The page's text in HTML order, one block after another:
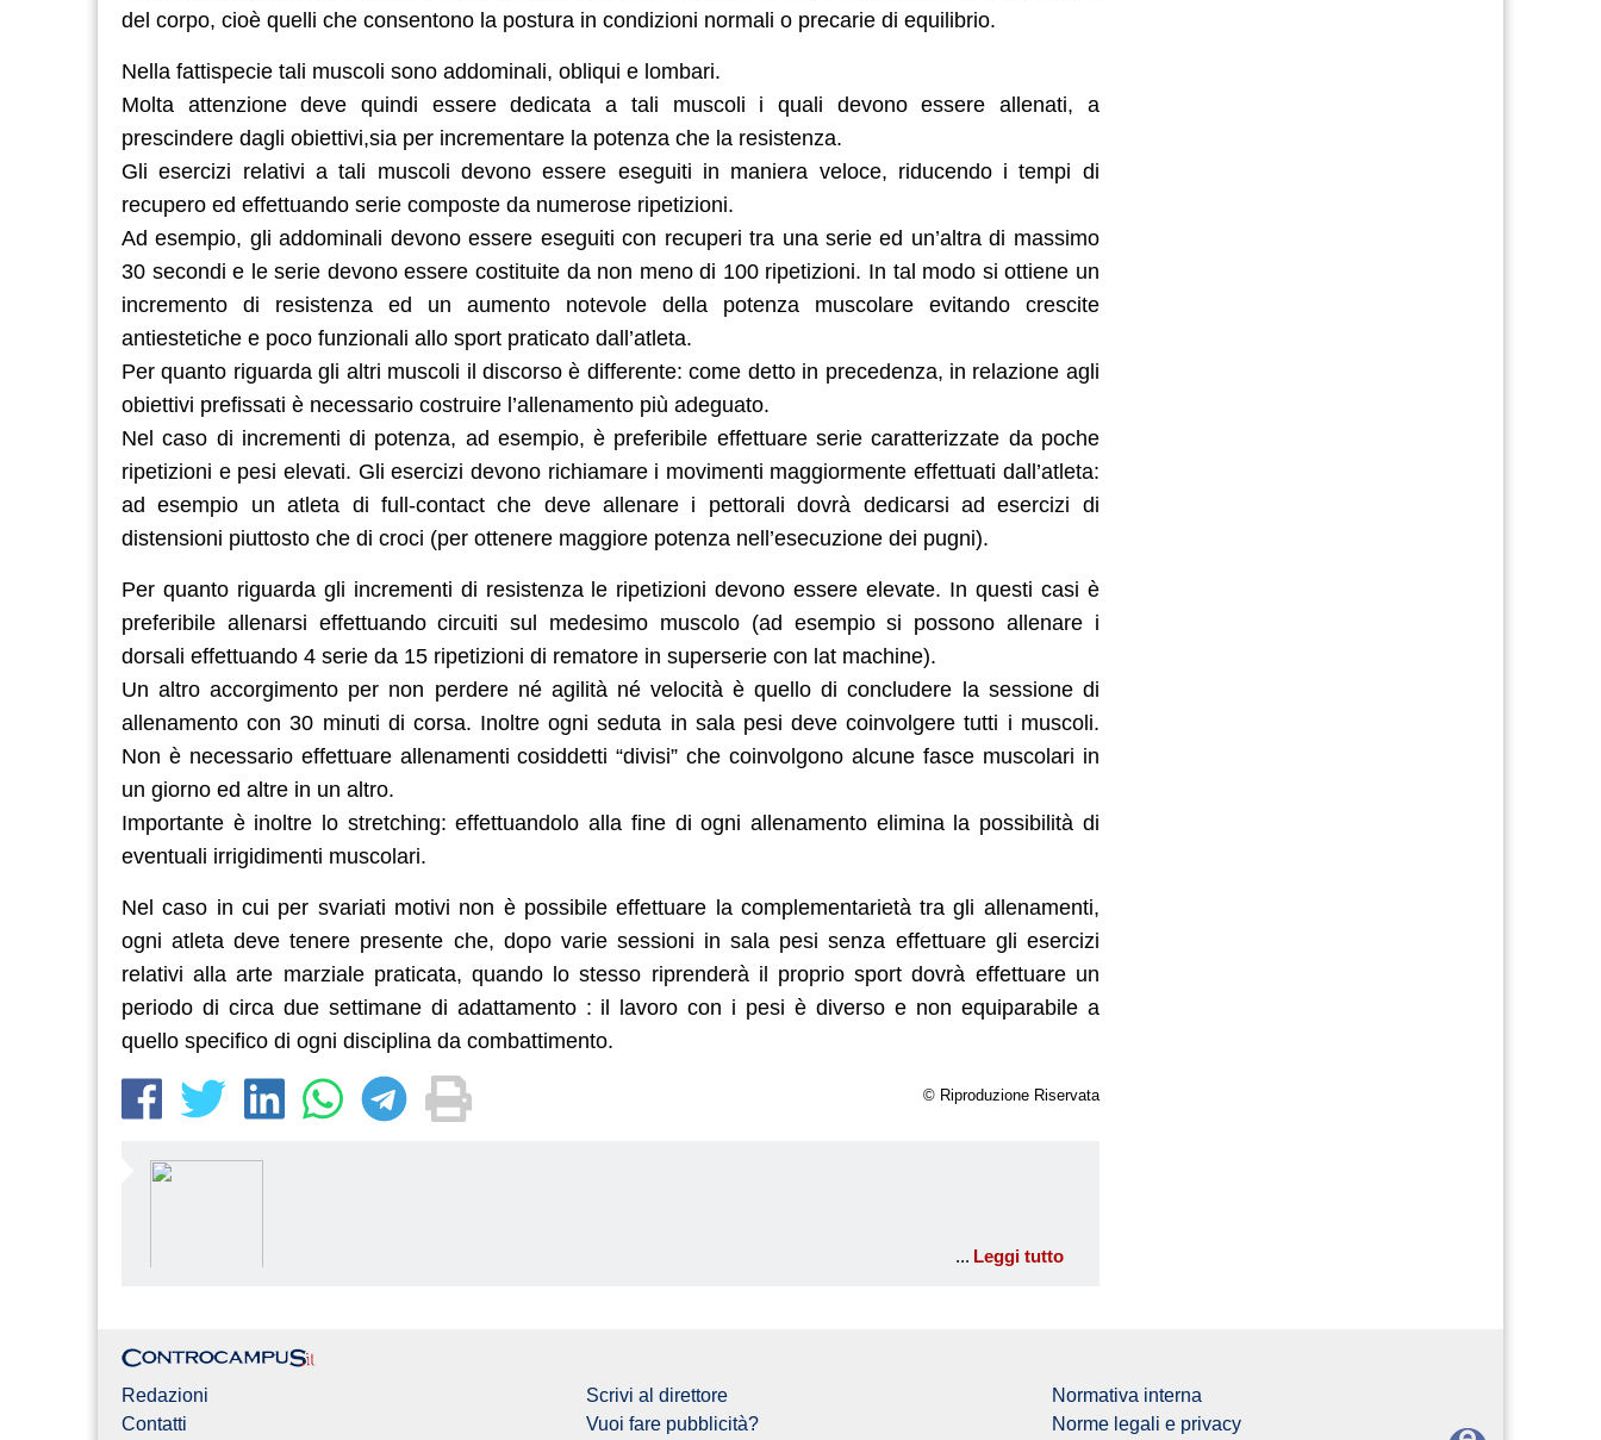
del corpo, cioè quelli che consentono la postura in condizioni normali o precarie di equilibrio.
Nella fattispecie tali muscoli sono addominali, obliqui e lombari.
Molta attenzione deve quindi essere dedicata a tali muscoli i quali devono essere allenati, a
prescindere dagli obiettivi,sia per incrementare la potenza che la resistenza.
Gli esercizi relativi a tali muscoli devono essere eseguiti in maniera veloce, riducendo i tempi di
recupero ed effettuando serie composte da numerose ripetizioni.
Ad esempio, gli addominali devono essere eseguiti con recuperi tra una serie ed un’altra di massimo
30 secondi e le serie devono essere costituite da non meno di 100 ripetizioni. In tal modo si ottiene un
incremento di resistenza ed un aumento notevole della potenza muscolare evitando crescite
antiestetiche e poco funzionali allo sport praticato dall’atleta.
Per quanto riguarda gli altri muscoli il discorso è differente: come detto in precedenza, in relazione agli
obiettivi prefissati è necessario costruire l’allenamento più adeguato.
Nel caso di incrementi di potenza, ad esempio, è preferibile effettuare serie caratterizzate da poche
ripetizioni e pesi elevati. Gli esercizi devono richiamare i movimenti maggiormente effettuati dall’atleta:
ad esempio un atleta di full-contact che deve allenare i pettorali dovrà dedicarsi ad esercizi di
distensioni piuttosto che di croci (per ottenere maggiore potenza nell’esecuzione dei pugni).
Per quanto riguarda gli incrementi di resistenza le ripetizioni devono essere elevate. In questi casi è
preferibile allenarsi effettuando circuiti sul medesimo muscolo (ad esempio si possono allenare i
dorsali effettuando 4 serie da 15 ripetizioni di rematore in superserie con lat machine).
Un altro accorgimento per non perdere né agilità né velocità è quello di concludere la sessione di
allenamento con 30 minuti di corsa. Inoltre ogni seduta in sala pesi deve coinvolgere tutti i muscoli.
Non è necessario effettuare allenamenti cosiddetti “divisi” che coinvolgono alcune fasce muscolari in
un giorno ed altre in un altro.
Importante è inoltre lo stretching: effettuandolo alla fine di ogni allenamento elimina la possibilità di
eventuali irrigidimenti muscolari.
Nel caso in cui per svariati motivi non è possibile effettuare la complementarietà tra gli allenamenti,
ogni atleta deve tenere presente che, dopo varie sessioni in sala pesi senza effettuare gli esercizi
relativi alla arte marziale praticata, quando lo stesso riprenderà il proprio sport dovrà effettuare un
periodo di circa due settimane di adattamento : il lavoro con i pesi è diverso e non equiparabile a
quello specifico di ogni disciplina da combattimento.
© Riproduzione Riservata
Leggi tutto
Redazioni
Contatti
Scrivi al direttore
Vuoi fare pubblicità?
Normativa interna
Norme legali e privacy